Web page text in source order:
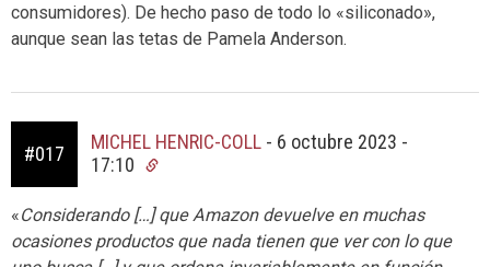
consumidores). De hecho paso de todo lo «siliconado»,
aunque sean las tetas de Pamela Anderson.
#017
MICHEL HENRIC-COLL - 6 octubre 2023 -
17:10
«Considerando […] que Amazon devuelve en muchas
ocasiones productos que nada tienen que ver con lo que